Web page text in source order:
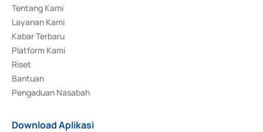
Tentang Kami
Layanan Kami
Kabar Terbaru
Platform Kami
Riset
Bantuan
Pengaduan Nasabah
Download Aplikasi